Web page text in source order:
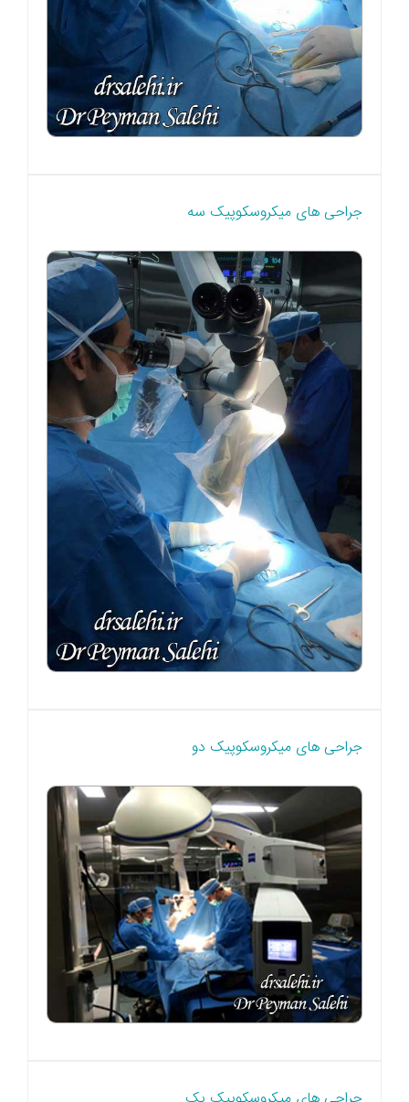
جراحی های میکروسکوپیک سه
جراحی های میکروسکوپیک دو